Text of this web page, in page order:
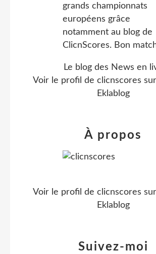
Le blog des News en
Voir le profil de clicnscores
Eklablog
Suivez-moi
À propos
Voir le profil de clicnscores
Eklablog